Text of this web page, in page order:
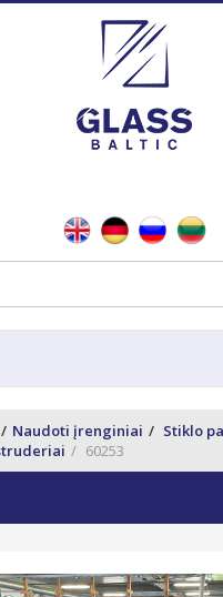
Naudoti įrenginiai
Stiklo
60253